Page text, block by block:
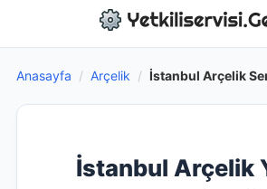
Anasayfa / Arçelik / İstanbul Arçelik
İstanbul Arçelik